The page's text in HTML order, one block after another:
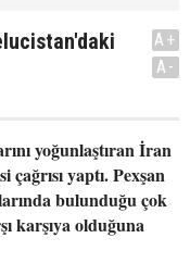
A+
A-
yoğunlaştıran İran
yaptı. Pexşan
bulunduğu çok
karşıya olduğuna